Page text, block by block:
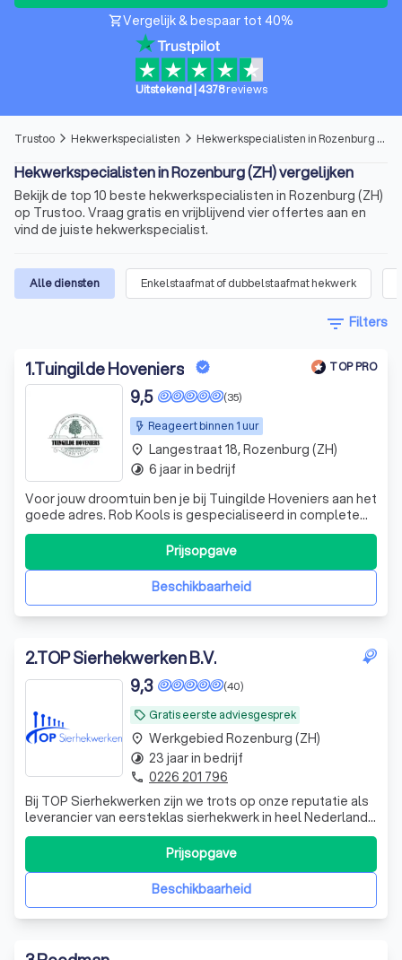
shopping_cartVergelijk & bespaar tot 40%
Uitstekend| 4378 reviews
Trustoo arrow_forward_ios Hekwerkspecialisten arrow_forward_ios Hekwerkspecialisten in Rozenburg (ZH)
Hekwerkspecialisten in Rozenburg (ZH) vergelijken
Bekijk de top 10 beste hekwerkspecialisten in Rozenburg (ZH)
op Trustoo. Vraag gratis en vrijblijvend vier offertes aan en
vind de juiste hekwerkspecialist.
Alle diensten Enkelstaafmat of dubbelstaafmat hekwerk
filter_list Filters
1.Tuingilde Hoveniers TOP PRO
Reageert binnen 1 uur
(35)
9,5
Voor jouw droomtuin ben je bij Tuingilde Hoveniers aan het
goede adres. Rob Kools is gespecialiseerd in complete
tuinaanleg en onderhoud. Interesse neem contact op voor
een vrijblijvende offerte.
Beschikbaarheid
Prijsopgave
place Langestraat 18, Rozenburg (ZH)
timelapse 6 jaar in bedrijf
2.TOP Sierhekwerken B.V.
local_offer Gratis eerste adviesgesprek
(40)
9,3
Bij TOP Sierhekwerken zijn we trots op onze reputatie als
leverancier van eersteklas sierhekwerk in heel Nederland.
Onze expertise en toewijding aan kwaliteit hebben ons tot
de voorkeursleverancier gemaakt voor zowel particuliere
als zakelijke klanten. Ons assortiment is uitgebreid en
divers, met ee
Beschikbaarheid
Prijsopgave
place Werkgebied Rozenburg (ZH)
timelapse 23 jaar in bedrijf
phone 0226 201 796